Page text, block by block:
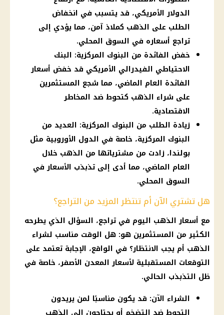
الدولار الأمريكي، قد يتسبب في انخفاض
الطلب على الذهب كملاذ آمن، مما يؤدي إلى
تراجع أسعاره في السوق المحلي.
خفض الفائدة من البنوك المركزية: البنك
الاحتياطي الفيدرالي الأمريكي قد خفض أسعار
الفائدة العام الماضي، مما شجع المستثمرين
على شراء الذهب كتحوط ضد المخاطر
الاقتصادية.
زيادة الطلب من البنوك المركزية: العديد من
البنوك المركزية، خاصة في الدول الأوروبية مثل
بولندا، زادت من مشترياتها من الذهب خلال
العام الماضي، مما أدى إلى تذبذب الأسعار في
السوق المحلي.
هل تشتري الآن أم تنتظر المزيد من التراجع؟
مع أسعار الذهب اليوم في تراجع، السؤال الذي يطرحه
الكثير من المستثمرين هو: هل الوقت مناسب لشراء
الذهب أم يجب الانتظار؟ في الواقع، الإجابة تعتمد على
التوقعات المستقبلية لأسعارالمعدن الأصفر، خاصة في
ظل التذبذب الحالي.
الشراء الآن: قد يكون مناسبًا لمن يريدون